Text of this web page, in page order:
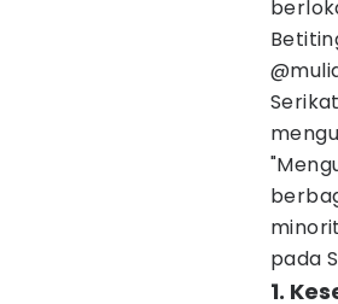
pada
1.